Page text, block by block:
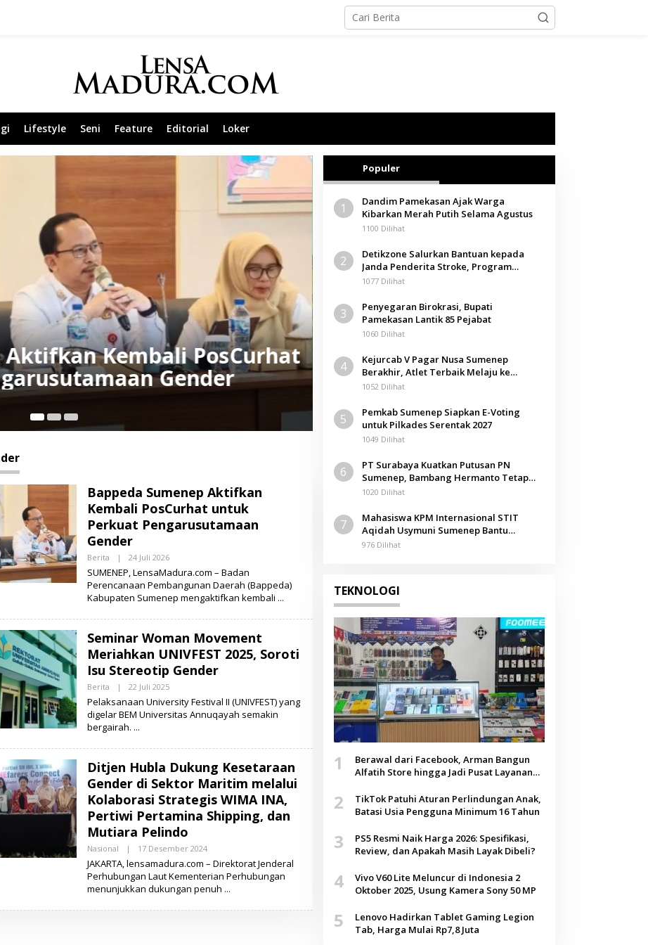
Lifestyle Seni Feature Editorial Loker
Movement Meriahkan
2025, Soroti Isu Stereotip Gender
Nasional
Ditjen Hubla
Sektor Maritim
Mutiara Pelindo
Bappeda Sumenep Aktifkan
Kembali PosCurhat untuk
Perkuat Pengarusutamaan
Gender
Berita | 24 Juli 2026O
E
H
L
E
A
M
A
U
R
SUMENEP, LensaMadura.com – Badan
Perencanaan Pembangunan Daerah (Bappeda)
Kabupaten Sumenep mengaktifkan kembali
Seminar Woman Movement
Meriahkan UNIVFEST 2025, Soroti
Isu Stereotip Gender
Berita | 22 Juli 2025O
E
H
A
M
A
U
R
A
Pelaksanaan University Festival II (UNIVFEST) yang
digelar BEM Universitas Annuqayah semakin
bergairah.
Ditjen Hubla Dukung Kesetaraan
Gender di Sektor Maritim melalui
Kolaborasi Strategis WIMA INA,
Pertiwi Pertamina Shipping, dan
Mutiara Pelindo
Nasional | 17 Desember 2024O
E
H
L
JAKARTA, lensamadura.com – Direktorat Jenderal
Perhubungan Laut Kementerian Perhubungan
menunjukkan dukungan penuh
Populer
1
Dandim Pamekasan Ajak Warga
Kibarkan Merah Putih Selama Agustus
1100 Dilihat
2
Detikzone Salurkan Bantuan kepada
Janda Penderita Stroke, Program
Berbagi Masuki Hari ke-61
1077 Dilihat
3
Penyegaran Birokrasi, Bupati
Pamekasan Lantik 85 Pejabat
1060 Dilihat
4
Kejurcab V Pagar Nusa Sumenep
Berakhir, Atlet Terbaik Melaju ke
Kejurwil Jatim
1052 Dilihat
5
Pemkab Sumenep Siapkan E-Voting
untuk Pilkades Serentak 2027
1049 Dilihat
6
PT Surabaya Kuatkan Putusan PN
Sumenep, Bambang Hermanto Tetap
Dinyatakan Pemilik Sah Tanah di
1020 Dilihat
7
Mahasiswa KPM Internasional STIT
Aqidah Usymuni Sumenep Bantu
Pengurusan Jenazah WNI di Malaysia
976 Dilihat
TEKNOLOGI
1
Berawal dari Facebook, Arman Bangun
Alfatih Store hingga Jadi Pusat Layanan
2
TikTok Patuhi Aturan Perlindungan Anak,
Batasi Usia Pengguna Minimum 16 Tahun
3
PS5 Resmi Naik Harga 2026: Spesifikasi,
Review, dan Apakah Masih Layak Dibeli?
4
Vivo V60 Lite Meluncur di Indonesia 2
Oktober 2025, Usung Kamera Sony 50 MP
5
Lenovo Hadirkan Tablet Gaming Legion
Tab, Harga Mulai Rp7,8 Juta